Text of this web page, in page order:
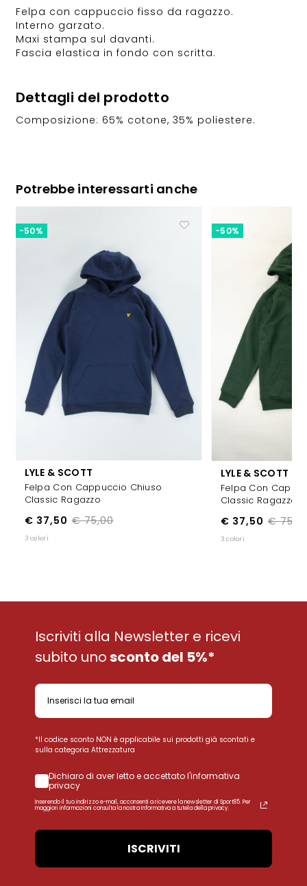
Felpa con cappuccio fisso da ragazzo.
Interno garzato.
Maxi stampa sul davanti.
Fascia elastica in fondo con scritta.
Dettagli del prodotto
Composizione: 65% cotone, 35% poliestere.
Potrebbe interessarti anche
LYLE & SCOTT
Felpa Con Cappuccio Chiuso
Classic Ragazzo
€ 75,00
€ 37,50
-50%
3 colori
LYLE & SCOTT
Felpa Con
Classic Ragazzo
€
€ 37,50
-50%
3 colori
Iscriviti alla Newsletter e ricevi
subito unosconto del 5%*
*Il codice sconto NON è applicabile sui prodotti già scontati e
sulla categoria Attrezzatura
Dichiaro di aver letto e accettato l'informativa
privacy
Inserendo il tuo indirizzo e-mail, acconsenti a ricevere la newsletter di Sport85. Per
maggiori informazioni consulta la nostra Informativa a tutela della privacy.
ISCRIVITI